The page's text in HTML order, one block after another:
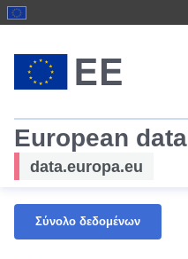
European data
data.europa.eu
Σύνολο δεδομένων